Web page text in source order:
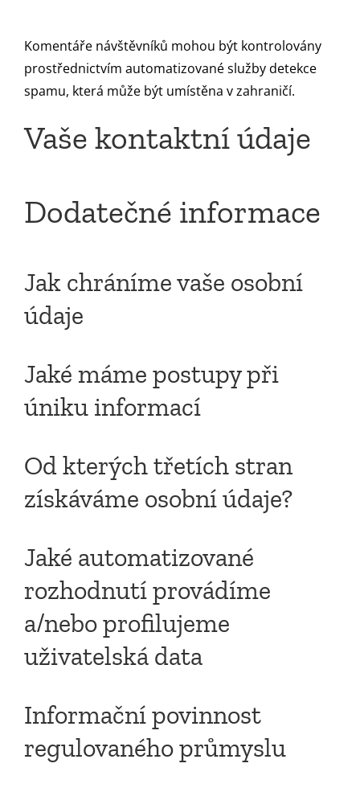
Komentáře návštěvníků mohou být kontrolovány
prostřednictvím automatizované služby detekce
spamu, která může být umístěna v zahraničí.
Vaše kontaktní údaje
Dodatečné informace
Jak chráníme vaše osobní
údaje
Jaké máme postupy při
úniku informací
Od kterých třetích stran
získáváme osobní údaje?
Jaké automatizované
rozhodnutí provádíme
a/nebo profilujeme
uživatelská data
Informační povinnost
regulovaného průmyslu